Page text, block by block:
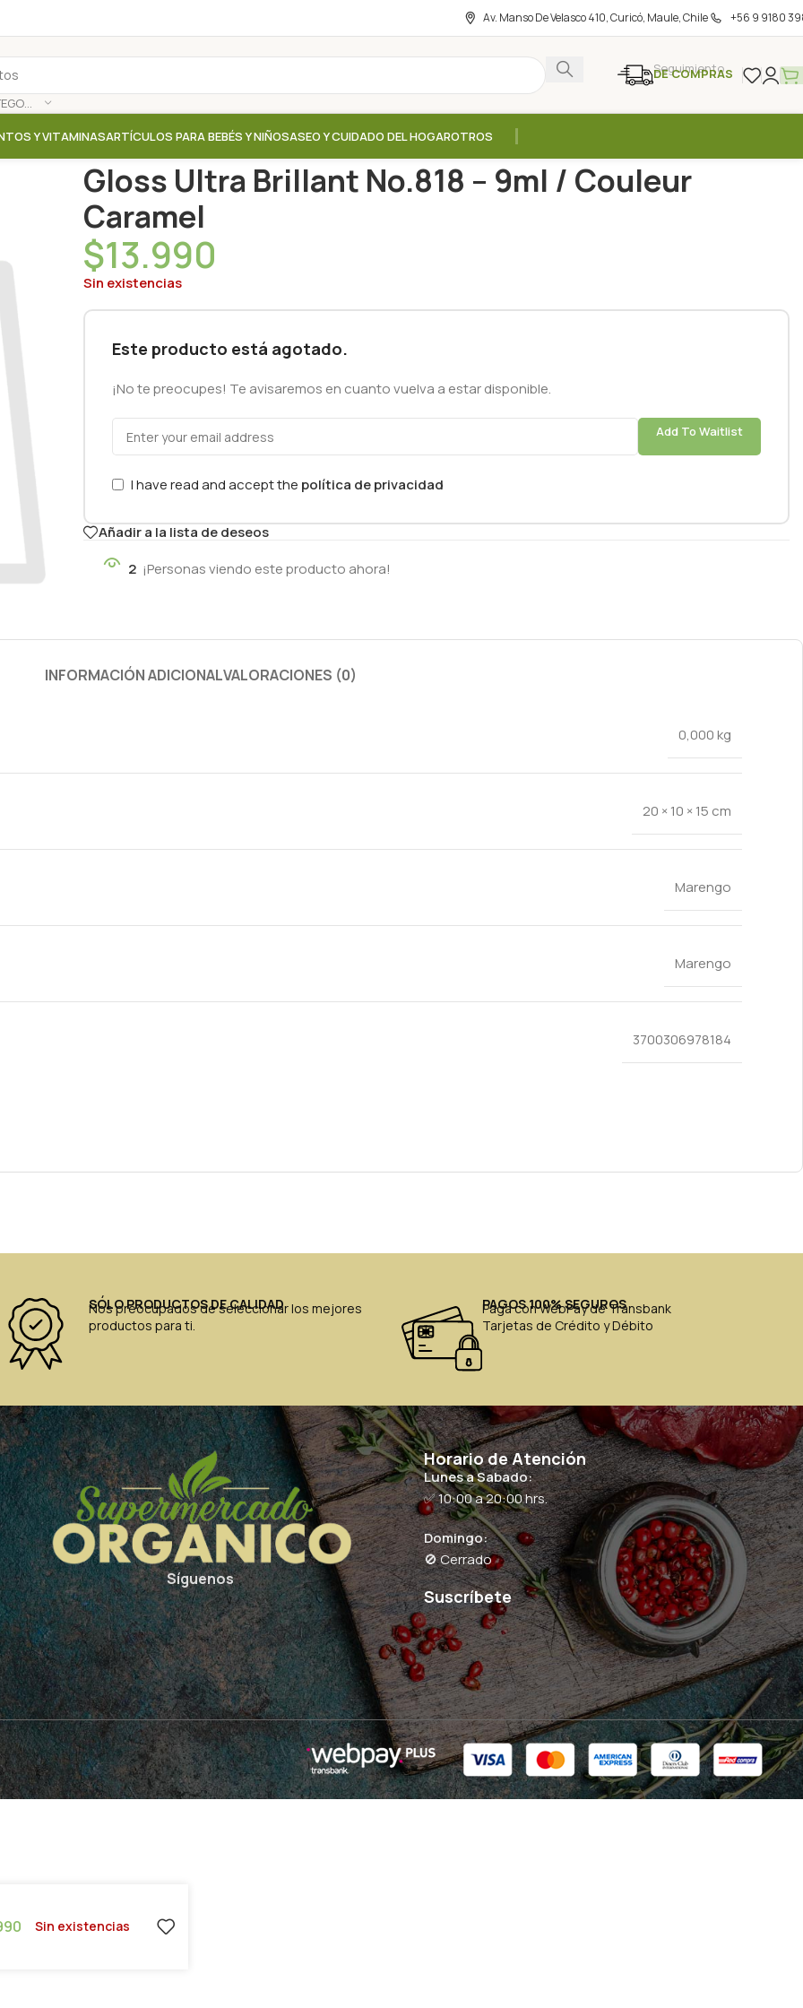
Av. Manso De Velasco 410, Curicó, Maule, Chile +56 9 9180
SELECCIONAR CATEGORÍA
Seguimiento
DE COMPRAS
Y VITAMINASARTÍCULOS PARA BEBÉS Y NIÑOSASEO Y CUIDADO DEL HOGAROTROS
Gloss Ultra Brillant No.818 – 9ml / Couleur
Caramel‎
$13.990
Sin existencias
Este producto está agotado.
¡No te preocupes! Te avisaremos en cuanto vuelva a estar disponible.
Add To Waitlist
I have read and accept the política de privacidad
Añadir a la lista de deseos
2 ¡Personas viendo este producto ahora!
INFORMACIÓN ADICIONALVALORACIONES (0)
0,000 kg
20 × 10 × 15 cm
Marengo
Marengo
3700306978184
SÓLO PRODUCTOS DE CALIDAD
Nos preocupados de seleccionar los mejores
productos para ti.
PAGOS 100% SEGUROS
Paga con WebPay de Transbank
Tarjetas de Crédito y Débito
Síguenos
Horario de Atención
Lunes a Sabado:
✅ 10:00 a 20:00 hrs.
Domingo:
🚫 Cerrado
Suscríbete
Sin existencias